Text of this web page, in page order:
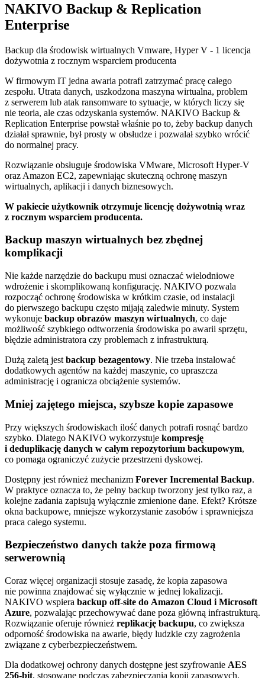
NAKIVO Backup & Replication
Enterprise
Backup dla środowisk wirtualnych Vmware, Hyper V - 1 licencja
dożywotnia z rocznym wsparciem producenta
W firmowym IT jedna awaria potrafi zatrzymać pracę całego
zespołu. Utrata danych, uszkodzona maszyna wirtualna, problem
z serwerem lub atak ransomware to sytuacje, w których liczy się
nie teoria, ale czas odzyskania systemów. NAKIVO Backup &
Replication Enterprise powstał właśnie po to, żeby backup danych
działał sprawnie, był prosty w obsłudze i pozwalał szybko wrócić
do normalnej pracy.
Rozwiązanie obsługuje środowiska VMware, Microsoft Hyper-V
oraz Amazon EC2, zapewniając skuteczną ochronę maszyn
wirtualnych, aplikacji i danych biznesowych.
W pakiecie użytkownik otrzymuje licencję dożywotnią wraz
z rocznym wsparciem producenta.
Backup maszyn wirtualnych bez zbędnej
komplikacji
Nie każde narzędzie do backupu musi oznaczać wielodniowe
wdrożenie i skomplikowaną konfigurację. NAKIVO pozwala
rozpocząć ochronę środowiska w krótkim czasie, od instalacji
do pierwszego backupu często mijają zaledwie minuty. System
wykonuje backup obrazów maszyn wirtualnych, co daje
możliwość szybkiego odtworzenia środowiska po awarii sprzętu,
błędzie administratora czy problemach z infrastrukturą.
Dużą zaletą jest backup bezagentowy. Nie trzeba instalować
dodatkowych agentów na każdej maszynie, co upraszcza
administrację i ogranicza obciążenie systemów.
Mniej zajętego miejsca, szybsze kopie zapasowe
Przy większych środowiskach ilość danych potrafi rosnąć bardzo
szybko. Dlatego NAKIVO wykorzystuje kompresję
i deduplikację danych w całym repozytorium backupowym,
co pomaga ograniczyć zużycie przestrzeni dyskowej.
Dostępny jest również mechanizm Forever Incremental Backup.
W praktyce oznacza to, że pełny backup tworzony jest tylko raz, a
kolejne zadania zapisują wyłącznie zmienione dane. Efekt? Krótsze
okna backupowe, mniejsze wykorzystanie zasobów i sprawniejsza
praca całego systemu.
Bezpieczeństwo danych także poza firmową
serwerownią
Coraz więcej organizacji stosuje zasadę, że kopia zapasowa
nie powinna znajdować się wyłącznie w jednej lokalizacji.
NAKIVO wspiera backup off-site do Amazon Cloud i Microsoft
Azure, pozwalając przechowywać dane poza główną infrastrukturą.
Rozwiązanie oferuje również replikację backupu, co zwiększa
odporność środowiska na awarie, błędy ludzkie czy zagrożenia
związane z cyberbezpieczeństwem.
Dla dodatkowej ochrony danych dostępne jest szyfrowanie AES
256-bit, stosowane podczas zabezpieczania kopii zapasowych.